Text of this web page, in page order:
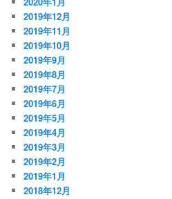
2019年12月
2019年11月
2019年10月
2019年9月
2019年8月
2019年7月
2019年6月
2019年5月
2019年4月
2019年3月
2019年2月
2019年1月
2018年12月